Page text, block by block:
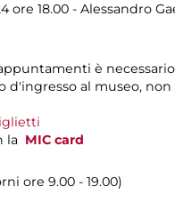
ore 18.00 - Alessandro
è
d'ingresso al museo, non
la MIC card
ore 9.00 - 19.00)